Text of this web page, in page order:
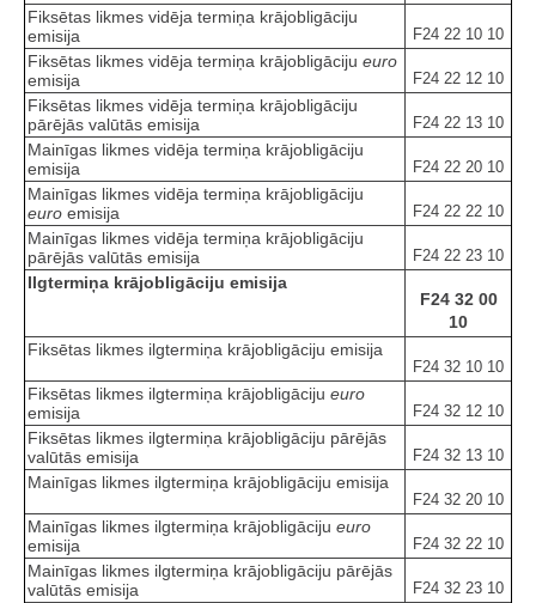
Fiksētas likmes vidēja termiņa krājobligāciju
emisija
F24 22 10 10
Fiksētas likmes vidēja termiņa krājobligāciju euro
emisija
F24 22 12 10
Fiksētas likmes vidēja termiņa krājobligāciju
pārējās valūtās emisija
F24 22 13 10
Mainīgas likmes vidēja termiņa krājobligāciju
emisija
F24 22 20 10
Mainīgas likmes vidēja termiņa krājobligāciju
euro emisija F24 22 22 10
Mainīgas likmes vidēja termiņa krājobligāciju
pārējās valūtās emisija
F24 22 23 10
Ilgtermiņa krājobligāciju emisija
F24 32 00
10
Fiksētas likmes ilgtermiņa krājobligāciju emisija
F24 32 10 10
Fiksētas likmes ilgtermiņa krājobligāciju euro
emisija
F24 32 12 10
Fiksētas likmes ilgtermiņa krājobligāciju pārējās
valūtās emisija
F24 32 13 10
Mainīgas likmes ilgtermiņa krājobligāciju emisija
F24 32 20 10
Mainīgas likmes ilgtermiņa krājobligāciju euro
emisija
F24 32 22 10
Mainīgas likmes ilgtermiņa krājobligāciju pārējās
valūtās emisija
F24 32 23 10